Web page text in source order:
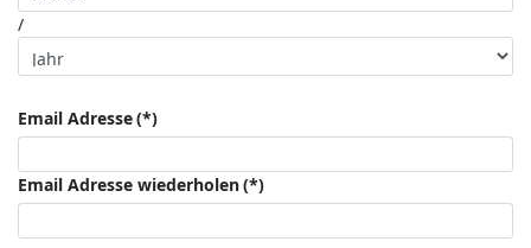
/
Email Adresse(*)
Email Adresse wiederholen(*)